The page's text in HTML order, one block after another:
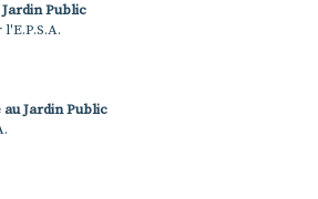
Jardin Public
Jardin Public